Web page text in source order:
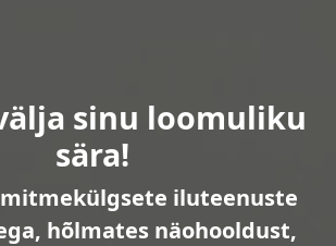
sinu loomuliku
sära!
iluteenuste
hõlmates näohooldust,